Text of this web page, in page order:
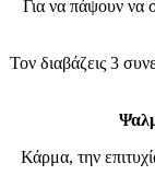
Για να πάψουν να
Τον διαβάζεις 3
Κάρμα, την